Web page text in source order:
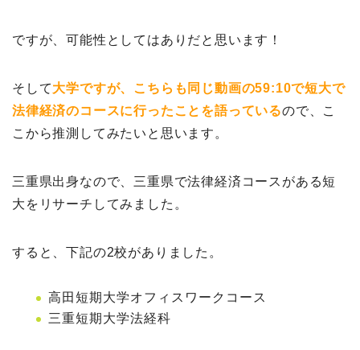
ですが、可能性としてはありだと思います！
そして大学ですが、こちらも同じ動画の59:10で短大で
法律経済のコースに行ったことを語っているので、こ
こから推測してみたいと思います。
三重県出身なので、三重県で法律経済コースがある短
大をリサーチしてみました。
すると、下記の2校がありました。
高田短期大学オフィスワークコース
三重短期大学法経科